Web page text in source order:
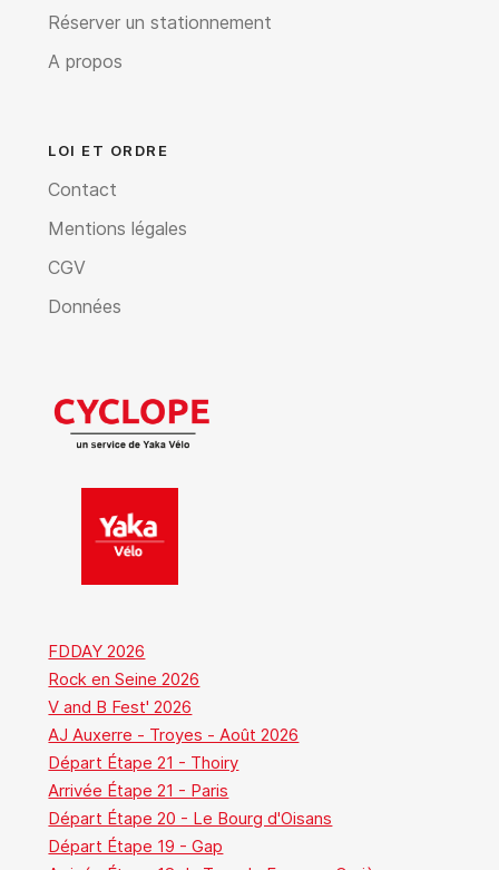
Réserver un stationnement
A propos
LOI ET ORDRE
Contact
Mentions légales
CGV
Données
FDDAY 2026
Rock en Seine 2026
V and B Fest' 2026
AJ Auxerre - Troyes - Août 2026
Départ Étape 21 - Thoiry
Arrivée Étape 21 - Paris
Départ Étape 20 - Le Bourg d'Oisans
Départ Étape 19 - Gap